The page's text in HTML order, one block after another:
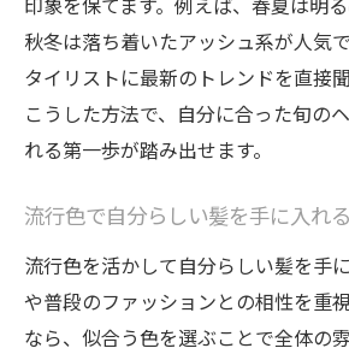
秋冬は落ち着いたアッシュ系が人気
タイリストに最新のトレンドを直接
こうした方法で、自分に合った旬の
れる第一歩が踏み出せます。
流行色で自分らしい髪を手に入れ
流行色を活かして自分らしい髪を手
や普段のファッションとの相性を重
なら、似合う色を選ぶことで全体の